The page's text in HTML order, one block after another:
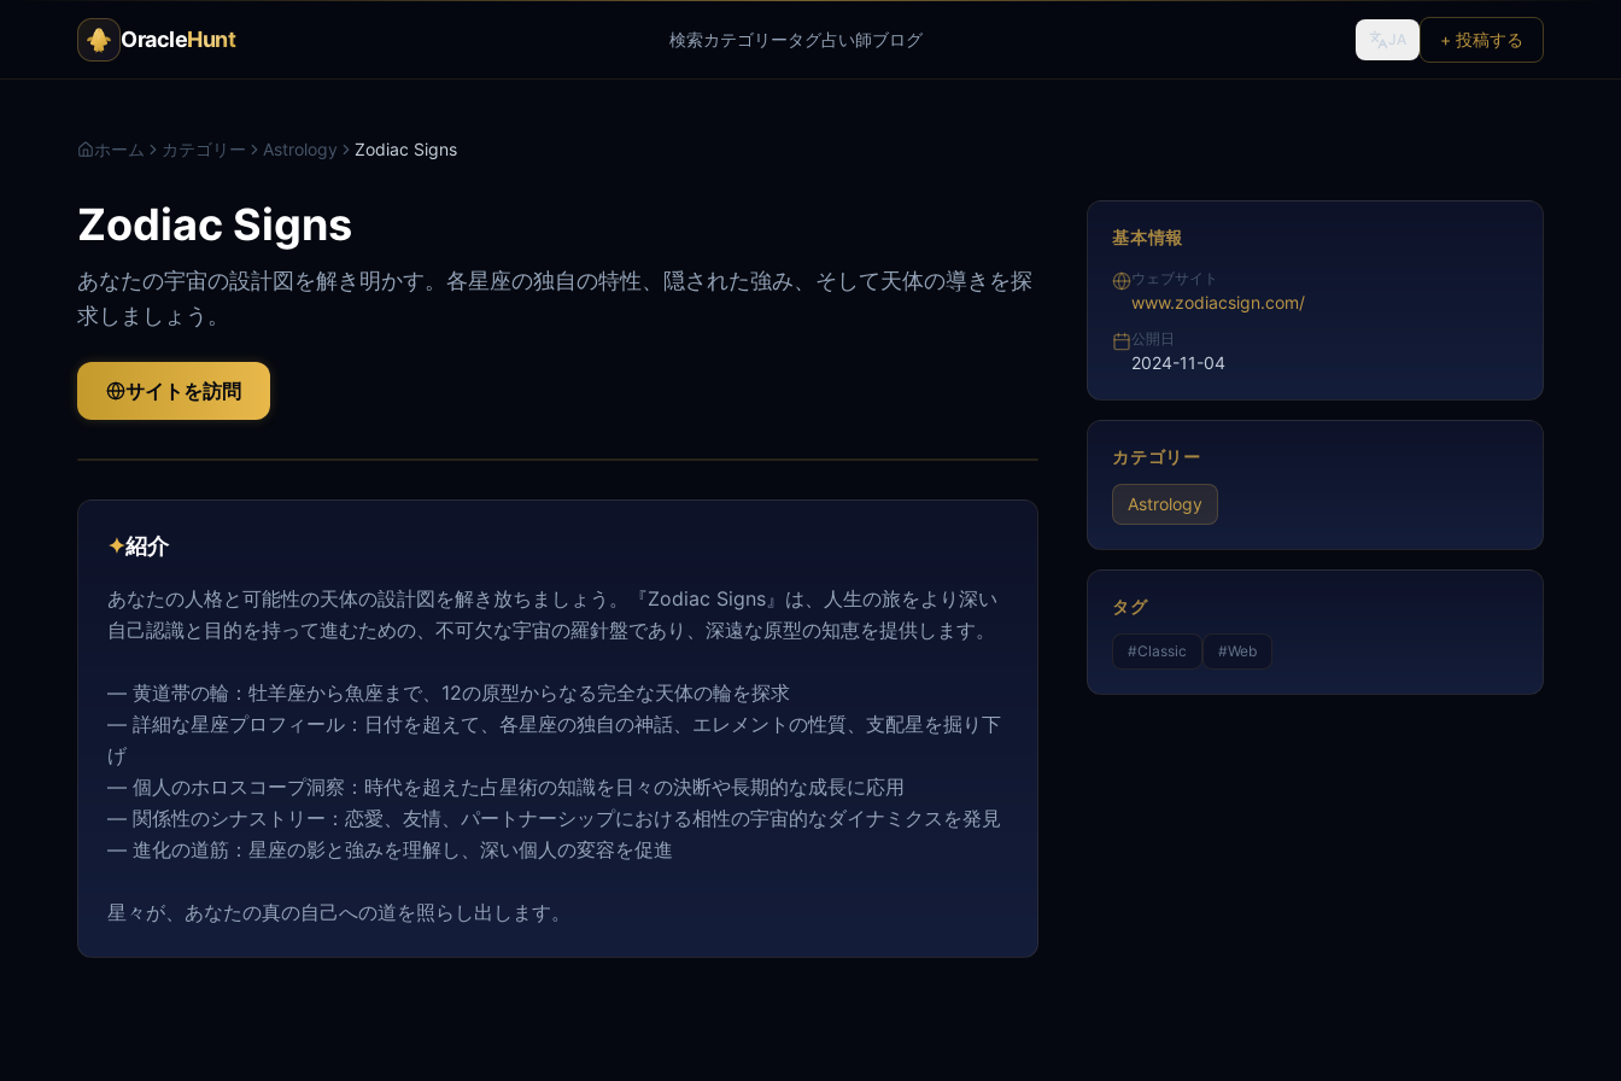
OracleHunt 検索カテゴリータグ占い師ブログ JA + 投稿する
ホーム カテゴリー Astrology Zodiac Signs
Zodiac Signs
あなたの宇宙の設計図を解き明かす。各星座の独自の特性、隠された強み、そして天体の導きを探
求しましょう。
サイトを訪問
✦紹介
あなたの人格と可能性の天体の設計図を解き放ちましょう。『Zodiac Signs』は、人生の旅をより深い
自己認識と目的を持って進むための、不可欠な宇宙の羅針盤であり、深遠な原型の知恵を提供します。
— 黄道帯の輪：牡羊座から魚座まで、12の原型からなる完全な天体の輪を探求
— 詳細な星座プロフィール：日付を超えて、各星座の独自の神話、エレメントの性質、支配星を掘り下
げ
— 個人のホロスコープ洞察：時代を超えた占星術の知識を日々の決断や長期的な成長に応用
— 関係性のシナストリー：恋愛、友情、パートナーシップにおける相性の宇宙的なダイナミクスを発見
— 進化の道筋：星座の影と強みを理解し、深い個人の変容を促進
星々が、あなたの真の自己への道を照らし出します。
基本情報
ウェブサイト
www.zodiacsign.com/
公開日
2024-11-04
カテゴリー
Astrology
タグ
#Classic #Web